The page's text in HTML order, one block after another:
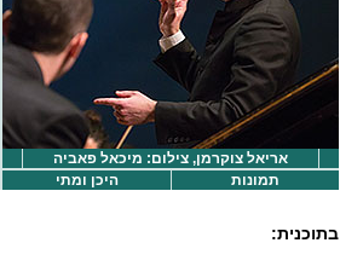
אריאל צוקרמן, צילום: מיכאל פאביה
תמונות
היכן ומתי
בתוכנית: